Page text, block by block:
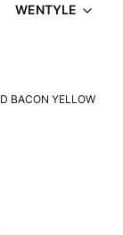
WENTYLE
BACON YELLOW